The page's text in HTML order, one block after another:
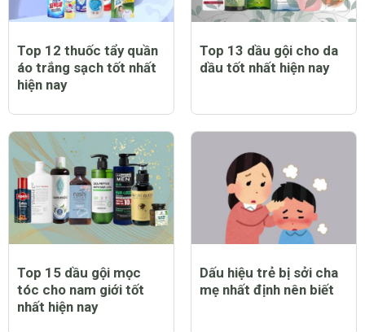
Top 12 thuốc tẩy quần
áo trắng sạch tốt nhất
hiện nay
Top 13 dầu gội cho da
dầu tốt nhất hiện nay
Top 15 dầu gội mọc
tóc cho nam giới tốt
nhất hiện nay
Dấu hiệu trẻ bị sởi cha
mẹ nhất định nên biết